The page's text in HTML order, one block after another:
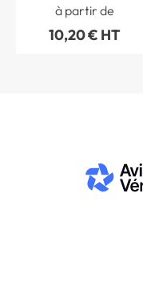
à partir de
10,20 € HT